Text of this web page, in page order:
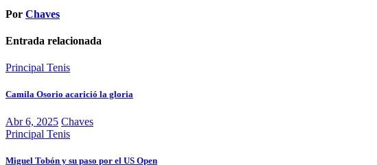
Por Chaves
Entrada relacionada
Principal Tenis
Camila Osorio acarició la gloria
Abr 6, 2025 Chaves
Principal Tenis
Miguel Tobón y su paso por el US Open